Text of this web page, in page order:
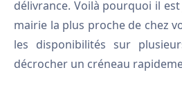
délivrance. Voilà pourquoi il
mairie la plus proche de chez
les disponibilités sur
décrocher un créneau